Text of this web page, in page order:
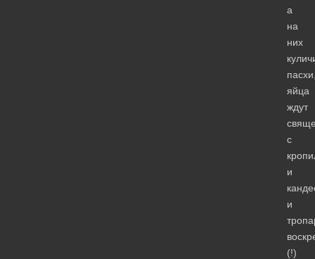
а
на
них
яйца
ждут
с
и
и
(!)